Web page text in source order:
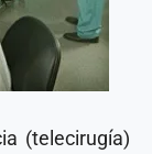
(telecirugía)